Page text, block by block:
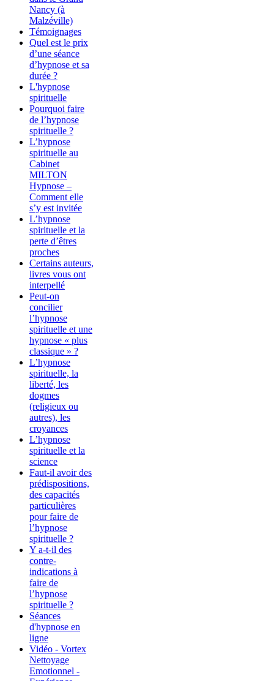
Nancy (à
Malzéville)
Témoignages
Quel est le prix
d’une séance
d’hypnose et sa
durée ?
L'hypnose
spirituelle
Pourquoi faire
de l’hypnose
spirituelle ?
L’hypnose
spirituelle au
Cabinet
MILTON
Hypnose –
Comment elle
s’y est invitée
L’hypnose
spirituelle et la
perte d’êtres
proches
Certains auteurs,
livres vous ont
interpellé
Peut-on
concilier
l’hypnose
spirituelle et une
hypnose « plus
classique » ?
L’hypnose
spirituelle, la
liberté, les
dogmes
(religieux ou
autres), les
croyances
L’hypnose
spirituelle et la
science
Faut-il avoir des
prédispositions,
des capacités
particulières
pour faire de
l’hypnose
spirituelle ?
Y a-t-il des
contre-
indications à
faire de
l’hypnose
spirituelle ?
Séances
d'hypnose en
ligne
Vidéo - Vortex
Nettoyage
Emotionnel -